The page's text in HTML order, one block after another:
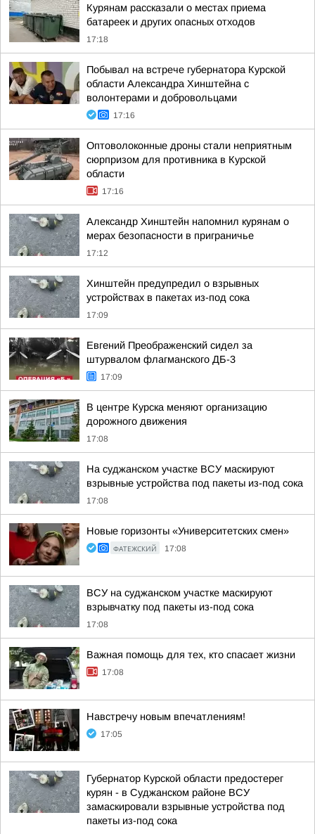
Курянам рассказали о местах приема
батареек и других опасных отходов
17:18
Побывал на встрече губернатора Курской
области Александра Хинштейна с
волонтерами и добровольцами
17:16
Оптоволоконные дроны стали неприятным
сюрпризом для противника в Курской
области
17:16
Александр Хинштейн напомнил курянам о
мерах безопасности в приграничье
17:12
Хинштейн предупредил о взрывных
устройствах в пакетах из-под сока
17:09
Евгений Преображенский сидел за
штурвалом флагманского ДБ-3
17:09
В центре Курска меняют организацию
дорожного движения
17:08
На суджанском участке ВСУ маскируют
взрывные устройства под пакеты из-под сока
17:08
Новые горизонты «Университетских смен»
ФАТЕЖСКИЙ 17:08
ВСУ на суджанском участке маскируют
взрывчатку под пакеты из-под сока
17:08
Важная помощь для тех, кто спасает жизни
17:08
Навстречу новым впечатлениям!
17:05
Губернатор Курской области предостерег
курян - в Суджанском районе ВСУ
замаскировали взрывные устройства под
пакеты из-под сока